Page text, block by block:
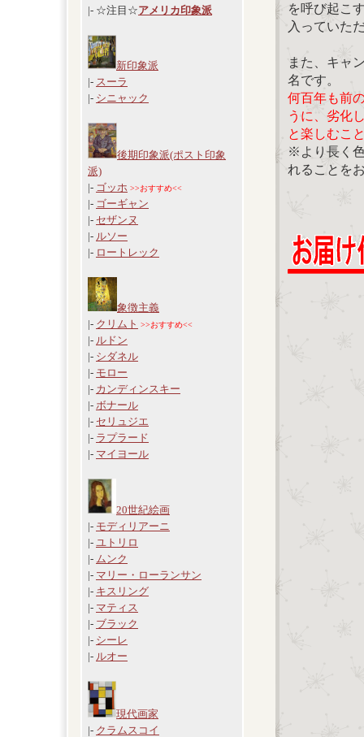
|- ☆注目☆アメリカ印象派
新印象派
|- スーラ
|- シニャック
後期印象派(ポスト印象
派)
|- ゴッホ >>おすすめ<<
|- ゴーギャン
|- セザンヌ
|- ルソー
|- ロートレック
象徴主義
|- クリムト >>おすすめ<<
|- ルドン
|- シダネル
|- モロー
|- カンディンスキー
|- ボナール
|- セリュジエ
|- ラプラード
|- マイヨール
20世紀絵画
|- モディリアーニ
|- ユトリロ
|- ムンク
|- マリー・ローランサン
|- キスリング
|- マティス
|- ブラック
|- シーレ
|- ルオー
現代画家
|- クラムスコイ
を呼び起こ
入っていた
また、キャ
名です。
何百年も前
うに、劣化
と楽しむこ
※より長く
れることを